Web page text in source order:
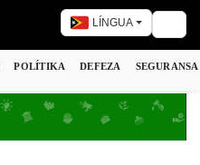
LÍNGUA
POLÍTIKA DEFEZA SEGURANSA